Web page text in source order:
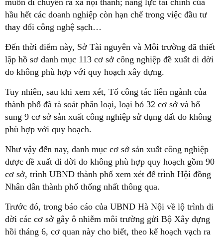
muốn di chuyển ra xa nội thành; năng lực tài chính của
hầu hết các doanh nghiệp còn hạn chế trong việc đầu tư
thay đổi công nghệ sạch…
Đến thời điểm này, Sở Tài nguyên và Môi trường đã thiết
lập hồ sơ danh mục 113 cơ sở công nghiệp đề xuất di dời
do không phù hợp với quy hoạch xây dựng.
Tuy nhiên, sau khi xem xét, Tổ công tác liên ngành của
thành phố đã rà soát phân loại, loại bỏ 32 cơ sở và bổ
sung 9 cơ sở sản xuất công nghiệp sử dụng đất do không
phù hợp với quy hoạch.
Như vậy đến nay, danh mục cơ sở sản xuất công nghiệp
được đề xuất di dời do không phù hợp quy hoạch gồm 90
cơ sở, trình UBND thành phố xem xét để trình Hội đồng
Nhân dân thành phố thống nhất thông qua.
Trước đó, trong báo cáo của UBND Hà Nội về lộ trình di
dời các cơ sở gây ô nhiễm môi trường gửi Bộ Xây dựng
hồi tháng 6, cơ quan này cho biết, theo kế hoạch vạch ra